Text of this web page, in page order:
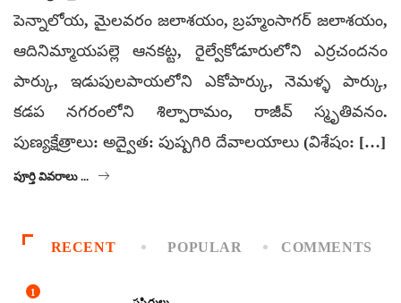
పెన్నాలోయ, మైలవరం జలాశయం, బ్రహ్మంసాగర్ జలాశయం,
ఆదినిమ్మాయపల్లె ఆనకట్ట, రైల్వేకోడూరులోని ఎర్రచందనం
పార్కు, ఇడుపులపాయలోని ఎకోపార్కు, నెమళ్ళ పార్కు,
కడప నగరంలోని శిల్పారామం, రాజీవ్ స్మృతివనం.
పుణ్యక్షేత్రాలు: అద్వైత: పుష్పగిరి దేవాలయాలు (విశేషం: […]
పూర్తి వివరాలు ...
RECENT POPULAR COMMENTS
1